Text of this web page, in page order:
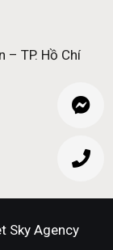
– TP. Hồ Chí
Sky Agency